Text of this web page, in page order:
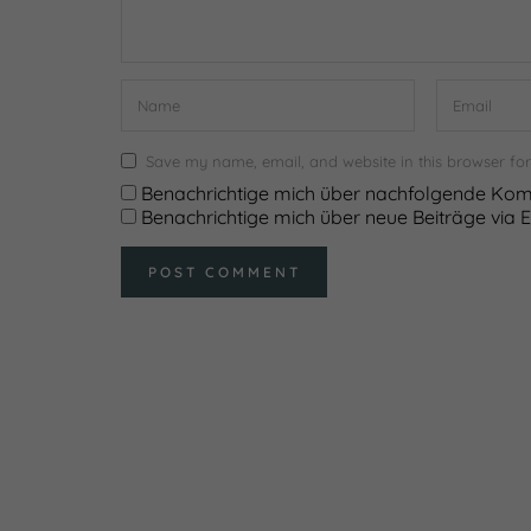
Save my name, email, and website in this browser
Benachrichtige mich über nachfolgende
Benachrichtige mich über neue Beiträge via